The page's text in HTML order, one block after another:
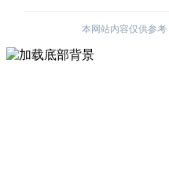
本网站内容仅供参